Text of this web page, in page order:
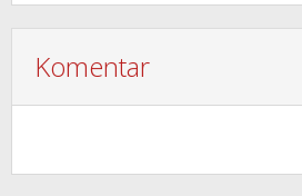
Komentar